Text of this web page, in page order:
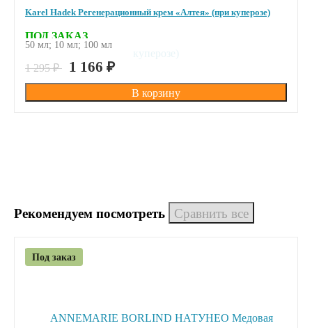
Karel Hadek Регенерационный крем «Алтея» (при куперозе)
ПОД ЗАКАЗ
50 мл; 10 мл; 100 мл
1 295₽ 1 166 ₽
Рекомендуем посмотреть
Под заказ